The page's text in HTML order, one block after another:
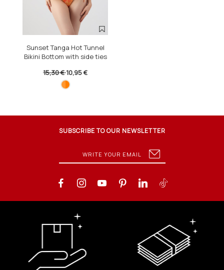
Sunset Tanga Hot Tunnel
Bikini Bottom with side ties
15,30 €10,95 €
SUBSCRIBE TO OUR NEWSLETTER